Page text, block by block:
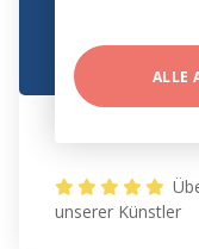
ALLE
unserer Künstler